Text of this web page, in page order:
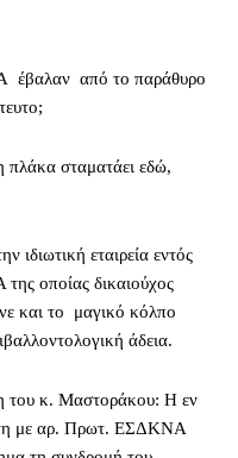
έβαλαν από το παράθυρο
πλάκα σταματάει εδώ,
εταιρεία εντός
οποίας δικαιούχος
και το μαγικό κόλπο
άδεια.
του κ. Μαστοράκου: Η εν
τη με αρ. Πρωτ. ΕΣΔΚΝΑ